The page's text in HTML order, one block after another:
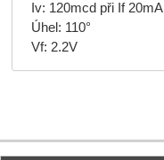
Iv: 120mcd při If 20mA
Úhel: 110°
Vf: 2.2V